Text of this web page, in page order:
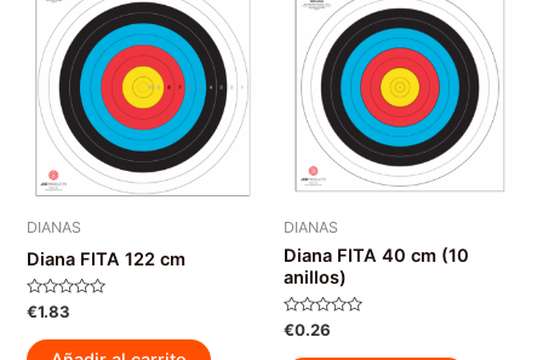
DIANAS
Diana FITA 122 cm
Valorado
con
de
€1.83
DIANAS
Diana FITA 40 cm (10
anillos)
Valorado
con
€0.26